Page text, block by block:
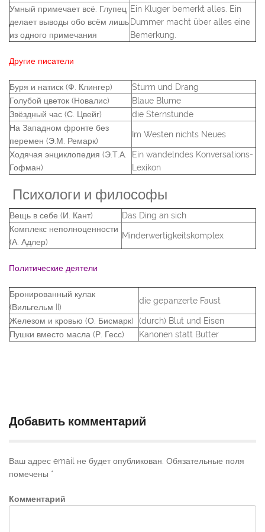
Умный примечает всё. Глупец
делает выводы обо всём лишь
из одного примечания
Ein Kluger bemerkt alles. Ein
Dummer macht über alles eine
Bemerkung.
Другие писатели
Буря и натиск (Ф. Клингер)
Sturm und Drang
Голубой цветок (Новалис)
Blaue Blume
Звёздный час (С. Цвейг)
die Sternstunde
На Западном фронте без
перемен (Э.М. Ремарк)
Im Westen nichts Neues
Ходячая энциклопедия (Э.Т.А.
Гофман)
Ein wandelndes Konversations-
Lexikon
Психологи и философы
Вещь в себе (И. Кант)
Das Ding an sich
Комплекс неполноценности
(А. Адлер)
Minderwertigkeitskomplex
Политические деятели
Бронированный кулак
(Вильгельм II)
die gepanzerte Faust
Железом и кровью (О. Бисмарк)
(durch) Blut und Eisen
Пушки вместо масла (Р. Гесс)
Kanonen statt Butter
Добавить комментарий
Ваш адрес email не будет опубликован. Обязательные поля
помечены *
Комментарий